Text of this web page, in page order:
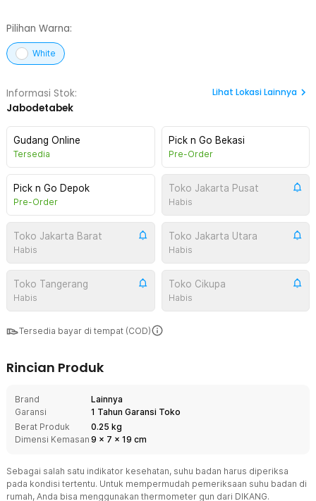
Pilihan Warna:
White
Informasi Stok:
Jabodetabek
Lihat Lokasi Lainnya
Gudang Online
Tersedia
Pick n Go Bekasi
Pre-Order
Pick n Go Depok
Pre-Order
Toko Jakarta Pusat
Habis
Toko Jakarta Barat
Habis
Toko Jakarta Utara
Habis
Toko Tangerang
Habis
Toko Cikupa
Habis
Tersedia bayar di tempat (COD)
Rincian Produk
Brand
Lainnya
Garansi
1 Tahun Garansi Toko
Berat Produk
0.25 kg
Dimensi Kemasan 9 x 7 x 19 cm
Sebagai salah satu indikator kesehatan, suhu badan harus diperiksa
pada kondisi tertentu. Untuk mempermudah pemeriksaan suhu badan di
rumah, Anda bisa menggunakan thermometer gun dari DIKANG.